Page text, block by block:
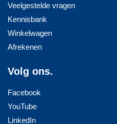
Veelgestelde vragen
Kennisbank
Winkelwagen
Afrekenen
Volg ons.
Facebook
YouTube
LinkedIn